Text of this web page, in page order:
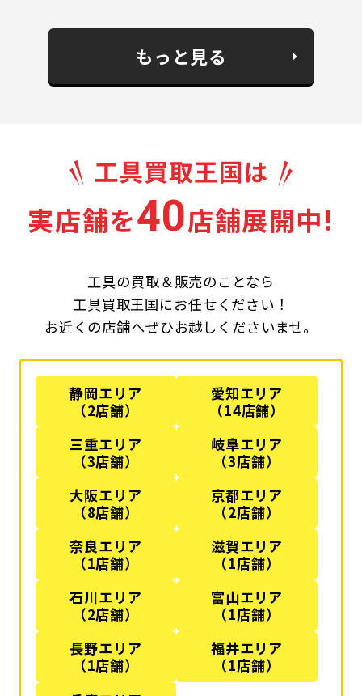
もっと見る
実店舗を40店舗展開中!
工具の買取＆販売のことなら
工具買取王国にお任せください！
お近くの店舗へぜひお越しくださいませ。
静岡エリア
（2店舗）
愛知エリア
（14店舗）
三重エリア
（3店舗）
岐阜エリア
（3店舗）
大阪エリア
（8店舗）
京都エリア
（2店舗）
奈良エリア
（1店舗）
滋賀エリア
（1店舗）
石川エリア
（2店舗）
富山エリア
（1店舗）
長野エリア
（1店舗）
福井エリア
（1店舗）